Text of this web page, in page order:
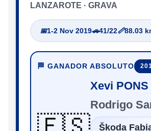
LANZAROTE · GRAVA
📅1-2 Nov 2019🚗41/22📏88.03
🏁 GANADOR ABSOLUTO
Xevi PONS
Rodrigo
Škoda